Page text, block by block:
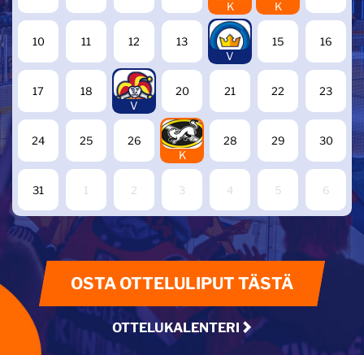
K
K
10 11 12 13
14
V
15 16
17 18
19
V
20 21 22 23
24 25 26
27
K
28 29 30
31 1 2 3 4 5 6
OSTA OTTELULIPUT TÄSTÄ
OTTELUKALENTERI